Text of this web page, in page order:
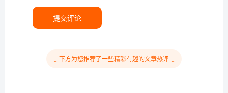
提交评论
↓ 下方为您推荐了一些精彩有趣的文章热评 ↓